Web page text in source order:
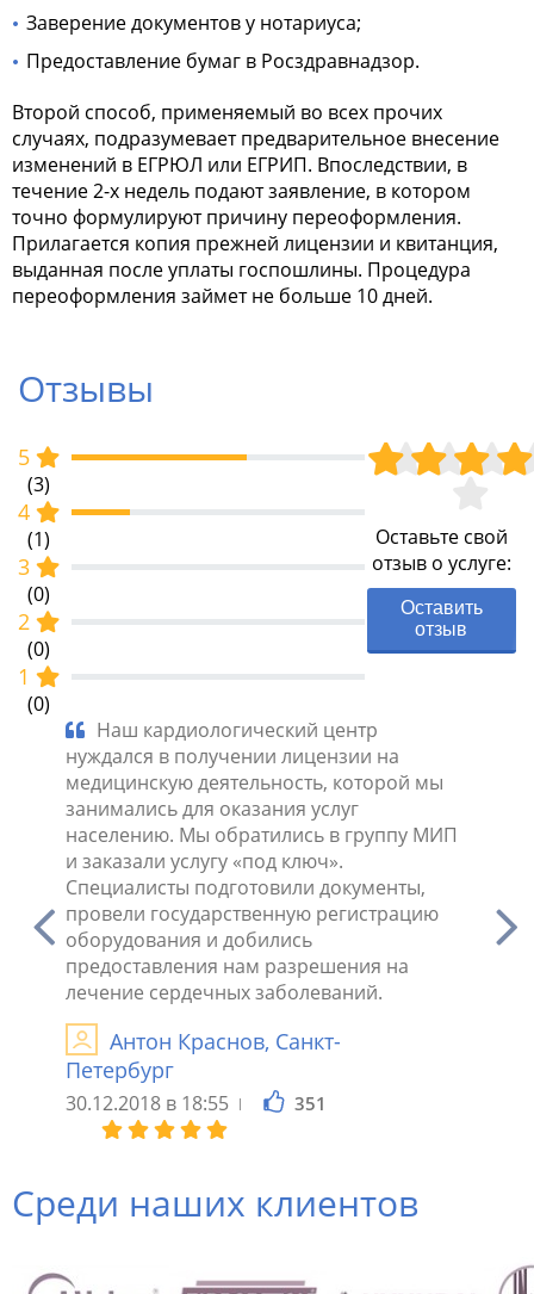
Заверение документов у нотариуса;
Предоставление бумаг в Росздравнадзор.
Второй способ, применяемый во всех прочих
случаях, подразумевает предварительное внесение
изменений в ЕГРЮЛ или ЕГРИП. Впоследствии, в
течение 2-х недель подают заявление, в котором
точно формулируют причину переоформления.
Прилагается копия прежней лицензии и квитанция,
выданная после уплаты госпошлины. Процедура
переоформления займет не больше 10 дней.
Отзывы
5
(3)
4
(1)
3
(0)
2
(0)
1
(0)
Оставьте свой
отзыв о услуге:
Оставить
отзыв
и
Наш кардиологический центр
нуждался в получении лицензии на
медицинскую деятельность, которой мы
занимались для оказания услуг
населению. Мы обратились в группу МИП
и заказали услугу «под ключ».
Специалисты подготовили документы,
провели государственную регистрацию
оборудования и добились
предоставления нам разрешения на
лечение сердечных заболеваний.
Антон Краснов, Санкт-
Петербург
30.12.2018 в 18:55 351
Среди наших клиентов